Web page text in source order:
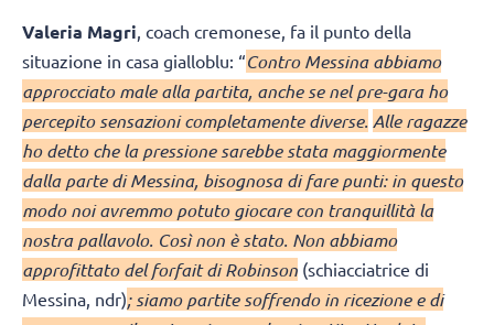
Valeria Magri, coach cremonese, fa il punto della
situazione in casa gialloblu: “Contro Messina abbiamo
approcciato male alla partita, anche se nel pre-gara ho
percepito sensazioni completamente diverse. Alle ragazze
ho detto che la pressione sarebbe stata maggiormente
dalla parte di Messina, bisognosa di fare punti: in questo
modo noi avremmo potuto giocare con tranquillità la
nostra pallavolo. Così non è stato. Non abbiamo
approfittato del forfait di Robinson (schiacciatrice di
Messina, ndr); siamo partite soffrendo in ricezione e di